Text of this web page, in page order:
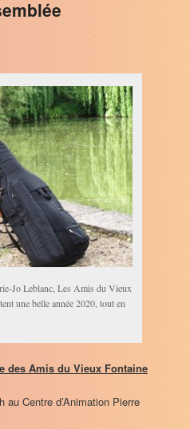
Jo Leblanc, Les Amis du Vieux
une belle année 2020, tout en
des Amis du Vieux Fontaine
au Centre d’Animation Pierre